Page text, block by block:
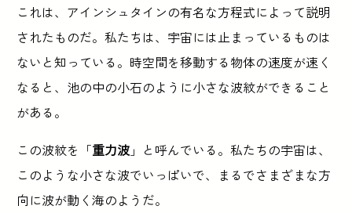
これは、アインシュタインの有名な方程式によって説明
されたものだ。私たちは、宇宙には止まっているものは
ないと知っている。時空間を移動する物体の速度が速く
なると、池の中の小石のように小さな波紋ができること
がある。
この波紋を「重力波」と呼んでいる。私たちの宇宙は、
このような小さな波でいっぱいで、まるでさまざまな方
向に波が動く海のようだ。